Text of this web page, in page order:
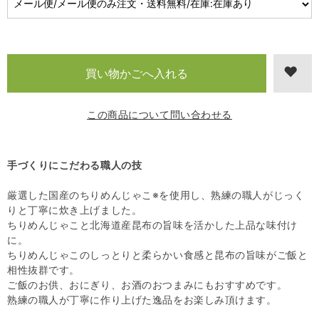
この商品について問い合わせる
手づくりにこだわる職人の技
厳選した国産のちりめんじゃこ※を使用し、熟練の職人がじっく
りと丁寧に炊き上げました。
ちりめんじゃこと北海道産昆布の旨味を活かした上品な味付け
に。
ちりめんじゃこのしっとりと柔らかい食感と昆布の旨味がご飯と
相性抜群です。
ご飯のお供、おにぎり、お酒のおつまみにもおすすめです。
熟練の職人が丁寧に作り上げた逸品をお楽しみ頂けます。